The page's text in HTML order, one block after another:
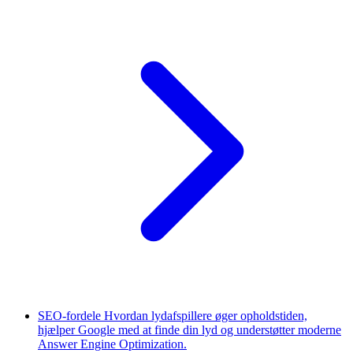
SEO-fordele Hvordan lydafspillere øger opholdstiden,
hjælper Google med at finde din lyd og understøtter moderne
Answer Engine Optimization.